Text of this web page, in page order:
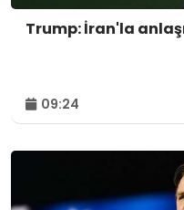
Trump: İran'la
09:24